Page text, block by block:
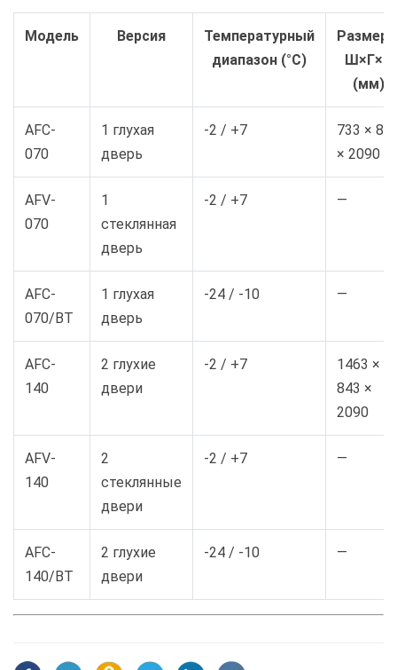
Модель Версия
Температурный
диапазон (°C)
Ш×Г×В
(мм)
AFC-
070
1 глухая
дверь
-2 / +7
733 ×
× 2090
AFV-
070
1
стеклянная
дверь
-2 / +7 —
AFC-
070/BT
1 глухая
дверь
-24 / -10 —
AFC-
140
2 глухие
двери
-2 / +7
1463 ×
843 ×
2090
AFV-
140
2
стеклянные
двери
-2 / +7 —
AFC-
140/BT
2 глухие
двери
-24 / -10 —